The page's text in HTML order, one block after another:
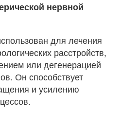
нервной
для лечения
расстройств,
или дегенерацией
Он способствует
и усилению